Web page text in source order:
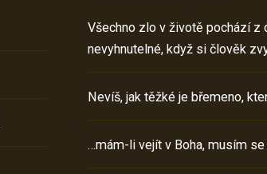
Všechno zlo v životě pochází z
nevyhnutelné, když si člověk
Nevíš, jak těžké je břemeno,
…mám-li vejít v Boha, musím